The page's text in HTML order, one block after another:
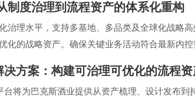
制度治理到流程资产的体系化重构
治理水平，支持多基地、多品类及全球化战略
化的战略资产。确保关键业务活动符合最新内
决方案：构建可治理可优化的流程
台将为巴克斯酒业提供从资产梳理、设计发布到